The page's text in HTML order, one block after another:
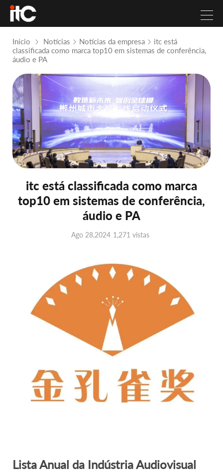
Início Notícias Notícias da empresa
itc está
classificada como marca top10 em sistemas de conferência,
áudio e PA
itc está classificada como marca
top10 em sistemas de conferência,
áudio e PA
Ago 28,2024 1,271 vistas
Lista Anual da Indústria Audiovisual